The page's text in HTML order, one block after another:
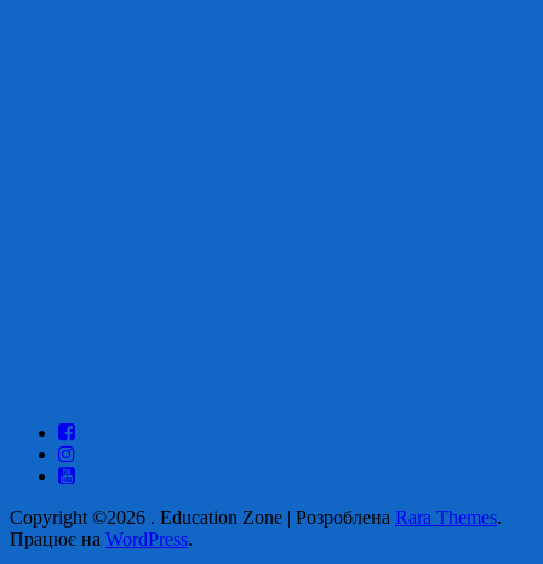
Copyright ©2026 . Education Zone | Розроблена Rara Themes.
Працює на WordPress.